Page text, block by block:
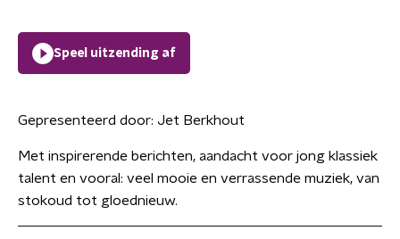
Speel uitzending af
Gepresenteerd door: Jet Berkhout
Met inspirerende berichten, aandacht voor jong klassiek
talent en vooral: veel mooie en verrassende muziek, van
stokoud tot gloednieuw.